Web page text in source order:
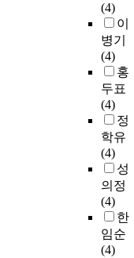
(4)
이
병기
(4)
홍
두표
(4)
정
학유
(4)
성
의정
(4)
한
임순
(4)